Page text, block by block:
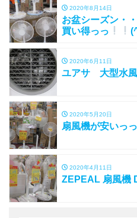
2020年8月14日
お盆シーズン・
買い得っっ
2020年6月11日
ユアサ 大型水
2020年5月20日
扇風機が安いっっ
2020年4月11日
ZEPEAL 扇風機